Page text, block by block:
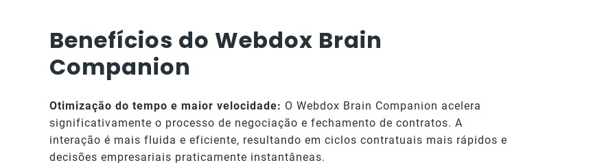
Benefícios do Webdox Brain
Companion
Otimização do tempo e maior velocidade: O Webdox Brain Companion acelera
significativamente o processo de negociação e fechamento de contratos. A
interação é mais fluida e eficiente, resultando em ciclos contratuais mais rápidos e
decisões empresariais praticamente instantâneas.